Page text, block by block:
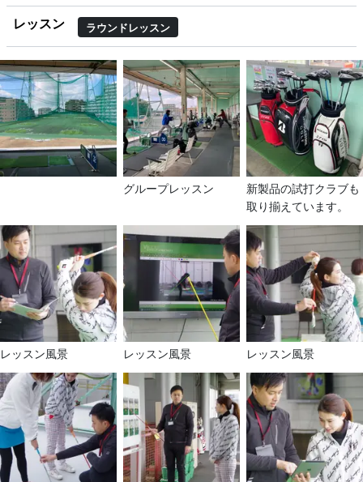
レッスン ラウンドレッスン
グループレッスン
新製品の試打クラブも
取り揃えています。
レッスン風景 レッスン風景 レッスン風景